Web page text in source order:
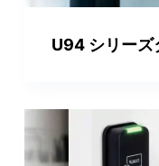
U94 シリーズ